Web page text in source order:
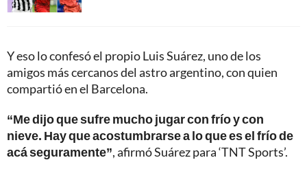
Y eso lo confesó el propio Luis Suárez, uno de los
amigos más cercanos del astro argentino, con quien
compartió en el Barcelona.
“Me dijo que sufre mucho jugar con frío y con
nieve. Hay que acostumbrarse a lo que es el frío de
acá seguramente”, afirmó Suárez para ‘TNT Sports’.